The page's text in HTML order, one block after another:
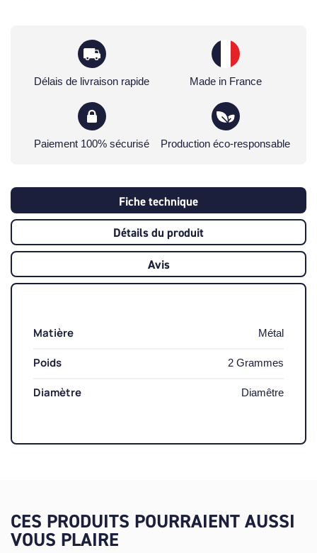
Délais de livraison rapide Made in France
Paiement 100% sécurisé Production éco-responsable
Fiche technique
Détails du produit
Avis
Matière Métal
Poids 2 Grammes
Diamètre Diamêtre
CES PRODUITS POURRAIENT AUSSI
VOUS PLAIRE